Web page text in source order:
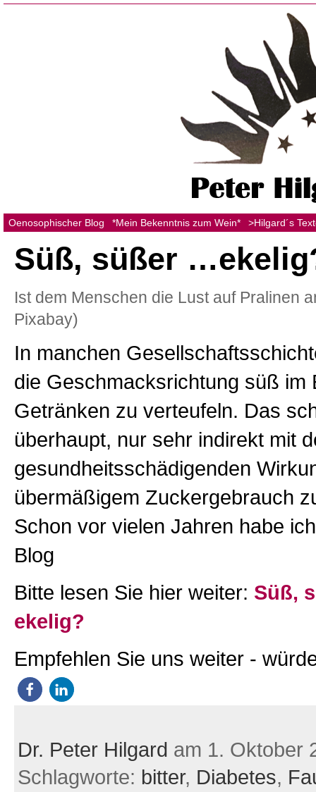
Oenosophischer Blog *Mein Bekenntnis zum Wein* >Hilgard´s
Süß, süßer
Ist dem Menschen die Lust auf Pralinen
Pixabay)
In manchen
die Geschmacksrichtung süß im
Getränken zu verteufeln. Das
überhaupt, nur sehr indirekt mit
gesundheitsschädigenden
übermäßigem Zuckergebrauch
Schon vor vielen Jahren habe
Blog
Bitte lesen Sie hier weiter: Süß,
ekelig?
Empfehlen Sie uns weiter -
Dr. Peter Hilgard am 1. Oktober
Schlagworte: bitter, Diabetes,